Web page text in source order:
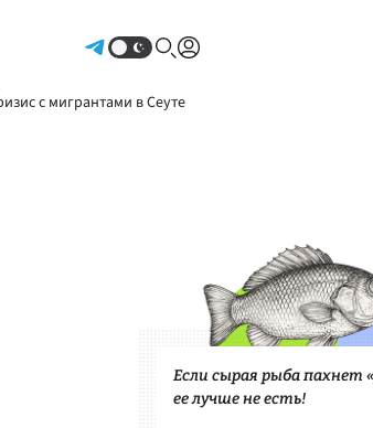
с мигрантами в Сеуте
Если сырая рыба пахнет
ее лучше не есть!